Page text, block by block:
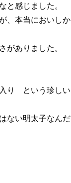
と感じました。
、本当においしか
がありました。
り という珍しい
ない明太子なんだ